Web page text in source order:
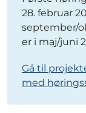
28. februar
september/
er i maj/juni
Gå til
med